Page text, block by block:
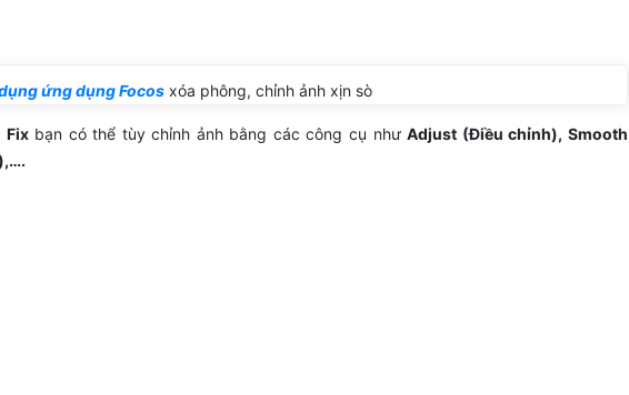
ứng dụng Focos xóa phông, chỉnh ảnh xịn sò
Fixbạn có thể tùy chỉnh ảnh bằng các công cụ nhưAdjust (Điều chỉnh), Smooth